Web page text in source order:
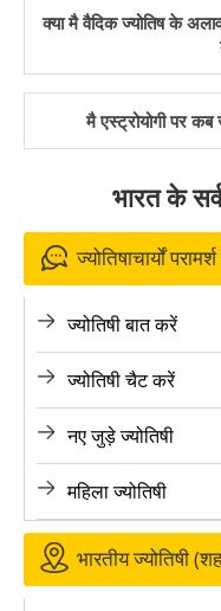
क्या मै वैदिक ज्योतिष के
मै एस्ट्रोयोगी पर कब
भारत के
ज्योतिषाचार्यों
ज्योतिषी बात करें
ज्योतिषी चैट करें
नए जुड़े ज्योतिषी
महिला ज्योतिषी
भारतीय ज्योतिषी